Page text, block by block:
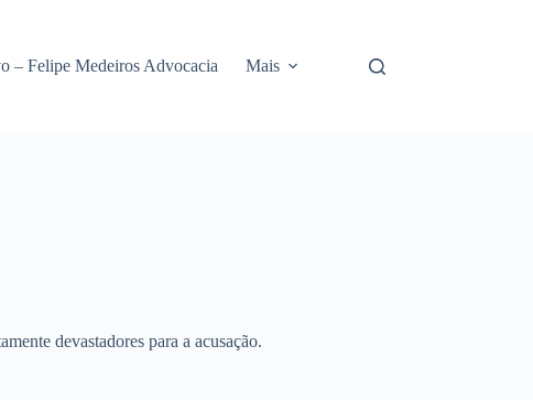
– Felipe Medeiros Advocacia Mais
devastadores para a acusação.